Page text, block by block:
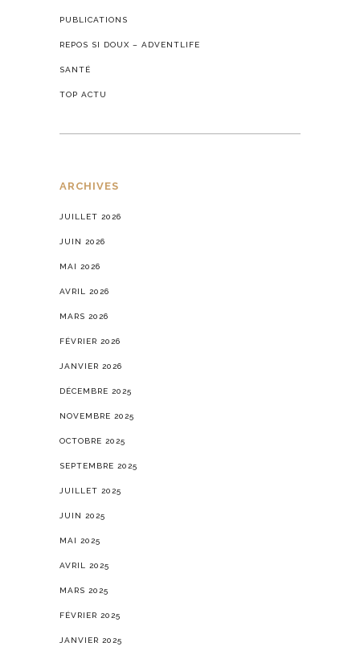
PUBLICATIONS
REPOS SI DOUX – ADVENTLIFE
SANTÉ
TOP ACTU
ARCHIVES
JUILLET 2026
JUIN 2026
MAI 2026
AVRIL 2026
MARS 2026
FÉVRIER 2026
JANVIER 2026
DÉCEMBRE 2025
NOVEMBRE 2025
OCTOBRE 2025
SEPTEMBRE 2025
JUILLET 2025
JUIN 2025
MAI 2025
AVRIL 2025
MARS 2025
FÉVRIER 2025
JANVIER 2025